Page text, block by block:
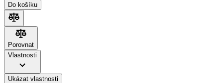
Do košíku
Porovnat
Porovnat
Vlastnosti
Ukázat vlastnosti